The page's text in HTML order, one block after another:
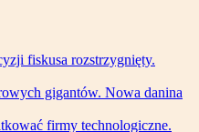
fiskusa rozstrzygnięty.
gigantów. Nowa danina
firmy technologiczne.